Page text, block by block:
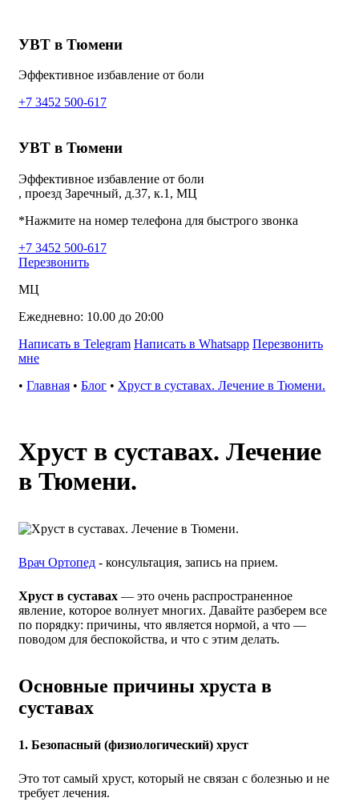
УВТ в Тюмени
Эффективное избавление от боли
+7 3452 500-617
УВТ в Тюмени
Эффективное избавление от боли
, проезд Заречный, д.37, к.1, МЦ
*Нажмите на номер телефона для быстрого звонка
+7 3452 500-617
Перезвонить
МЦ
Ежедневно: 10.00 до 20:00
Написать в Telegram Написать в Whatsapp Перезвонить
мне
• Главная • Блог • Хруст в суставах. Лечение в Тюмени.
Хруст в суставах. Лечение
в Тюмени.
Врач Ортопед - консультация, запись на прием.
Хруст в суставах — это очень распространенное
явление, которое волнует многих. Давайте разберем все
по порядку: причины, что является нормой, а что —
поводом для беспокойства, и что с этим делать.
Основные причины хруста в
суставах
1. Безопасный (физиологический) хруст
Это тот самый хруст, который не связан с болезнью и не
требует лечения.